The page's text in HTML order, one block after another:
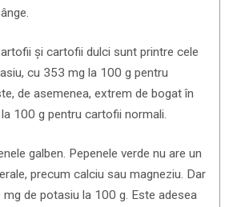
și cartofii dulci sunt printre cele
cu 353 mg la 100 g pentru
de asemenea, extrem de bogat în
100 g pentru cartofii normali.
galben. Pepenele verde nu are un
precum calciu sau magneziu. Dar
de potasiu la 100 g. Este adesea